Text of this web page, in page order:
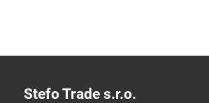
Stefo Trade s.r.o.